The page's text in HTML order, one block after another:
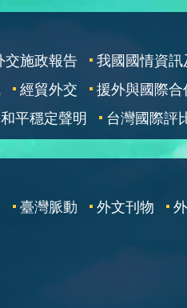
交施政報告
我國國情資
經貿外交 援外與國際合
平穩定聲明
台灣國際評
臺灣脈動 外文刊物